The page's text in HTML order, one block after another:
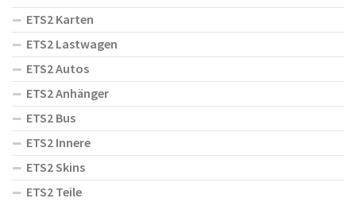
ETS2 Karten
ETS2 Lastwagen
ETS2 Autos
ETS2 Anhänger
ETS2 Bus
ETS2 Innere
ETS2 Skins
ETS2 Teile